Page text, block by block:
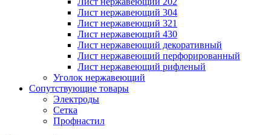
Лист нержавеющий 304
Лист нержавеющий 321
Лист нержавеющий 430
Лист нержавеющий декоративный
Лист нержавеющий перфорированный
Лист нержавеющий рифленый
Уголок нержавеющий
Cопутствующие товары
Электроды
Сетка
Профнастил